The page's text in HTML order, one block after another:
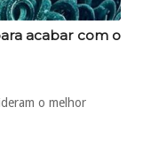
acabar com o
o melhor